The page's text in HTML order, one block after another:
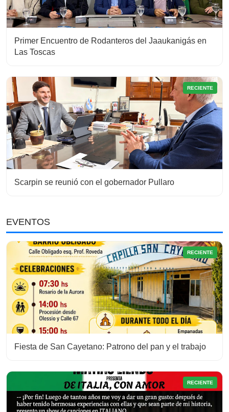
Primer Encuentro de Rodanteros del Jaaukanigás en
Las Toscas
RECIENTE
Scarpin se reunió con el gobernador Pullaro
EVENTOS
RECIENTE
Fiesta de San Cayetano: Patrono del pan y el trabajo
RECIENTE